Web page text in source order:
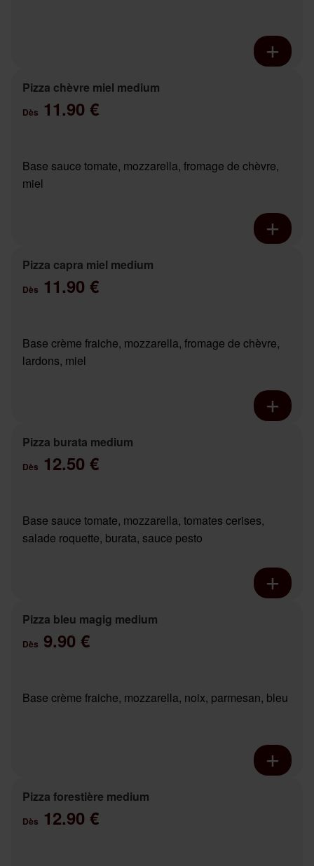
Pizza chèvre miel medium
Dès 11.90 €
Base sauce tomate, mozzarella, fromage de chèvre,
miel
Pizza capra miel medium
Dès 11.90 €
Base crème fraiche, mozzarella, fromage de chèvre,
lardons, miel
Pizza burata medium
Dès 12.50 €
Base sauce tomate, mozzarella, tomates cerises,
salade roquette, burata, sauce pesto
Pizza bleu magig medium
Dès 9.90 €
Base crème fraiche, mozzarella, noix, parmesan, bleu
Pizza forestière medium
Dès 12.90 €